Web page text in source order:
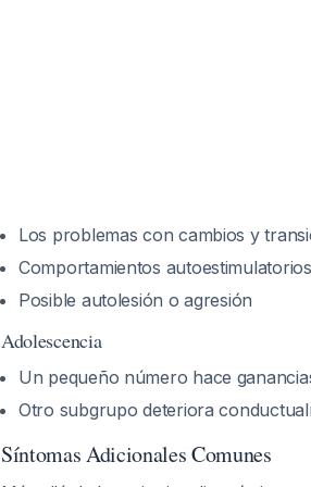
Los problemas con cambios y
Comportamientos
Posible autolesión o agresión
Adolescencia
Un pequeño número hace
Otro subgrupo deteriora
Síntomas Adicionales Comunes